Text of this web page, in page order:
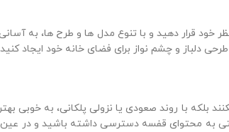
خود قرار دهید و با تنوع مدل‌ ها و طرح‌ ها، به
دلباز و چشم نواز برای فضای خانه خود ایجاد
با روند صعودی یا نزولی پلکانی، به خوبی
به محتوای قفسه دسترسی داشته باشید و در